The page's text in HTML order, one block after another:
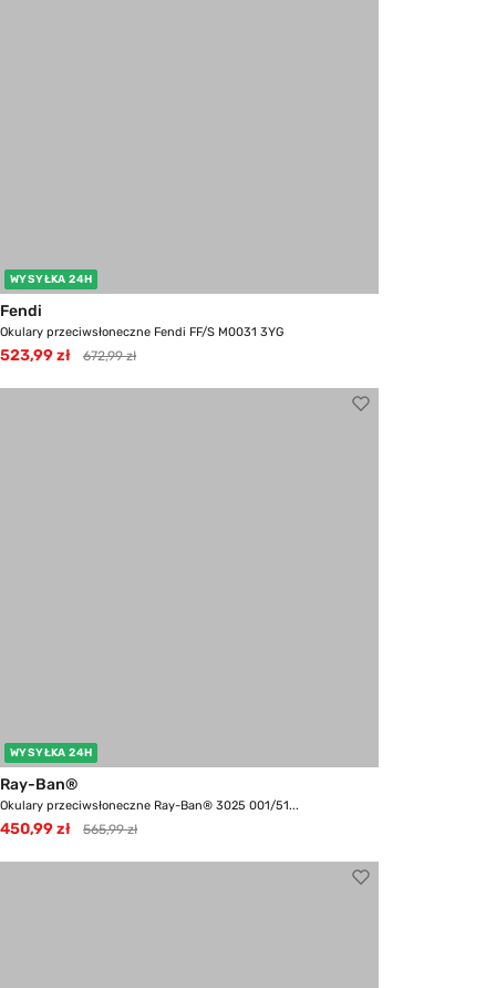
WYSYŁKA 24H
Fendi
Okulary przeciwsłoneczne Fendi FF/S M0031 3YG
523,99 zł 672,99 zł
WYSYŁKA 24H
Ray-Ban®
Okulary przeciwsłoneczne Ray-Ban® 3025 001/51...
450,99 zł 565,99 zł